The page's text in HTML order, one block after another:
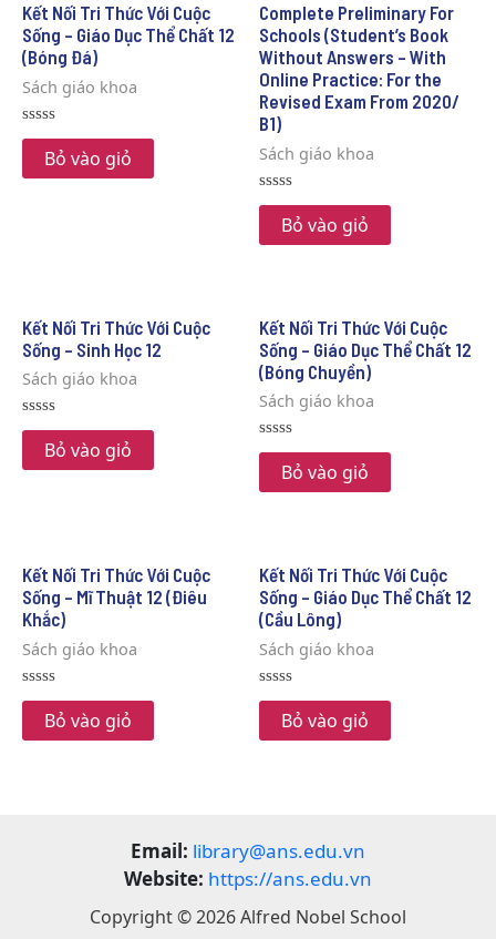
Kết Nối Tri Thức Với Cuộc
Sống – Giáo Dục Thể Chất 12
(Bóng Đá)
Sách giáo khoa
Rated
of
Bỏ vào giỏ
Complete Preliminary For
Schools (Student’s Book
Without Answers – With
Online Practice: For the
Revised Exam From 2020/
B1)
Sách giáo khoa
Rated
of
Bỏ vào giỏ
Kết Nối Tri Thức Với Cuộc
Sống – Sinh Học 12
Sách giáo khoa
Rated
of
Bỏ vào giỏ
Kết Nối Tri Thức Với Cuộc
Sống – Giáo Dục Thể Chất 12
(Bóng Chuyền)
Sách giáo khoa
Rated
of
Bỏ vào giỏ
Kết Nối Tri Thức Với Cuộc
Sống – Mĩ Thuật 12 (Điêu
Khắc)
Sách giáo khoa
Rated
of
Bỏ vào giỏ
Kết Nối Tri Thức Với Cuộc
Sống – Giáo Dục Thể Chất 12
(Cầu Lông)
Sách giáo khoa
Rated
of
Bỏ vào giỏ
Email: library@ans.edu.vn
Website: https://ans.edu.vn
Copyright © 2026 Alfred Nobel School